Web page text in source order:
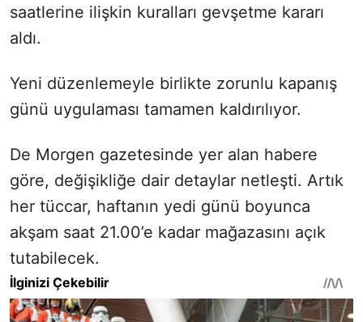
saatlerine ilişkin kuralları gevşetme kararı
aldı.
Yeni düzenlemeyle birlikte zorunlu kapanış
günü uygulaması tamamen kaldırılıyor.
De Morgen gazetesinde yer alan habere
göre, değişikliğe dair detaylar netleşti. Artık
her tüccar, haftanın yedi günü boyunca
akşam saat 21.00’e kadar mağazasını açık
tutabilecek.